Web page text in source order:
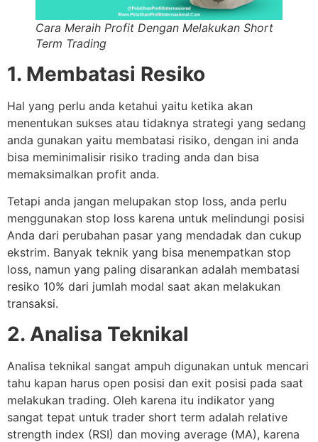
Cara Meraih Profit Dengan Melakukan Short
Term Trading
1. Membatasi Resiko
Hal yang perlu anda ketahui yaitu ketika akan
menentukan sukses atau tidaknya strategi yang sedang
anda gunakan yaitu membatasi risiko, dengan ini anda
bisa meminimalisir risiko trading anda dan bisa
memaksimalkan profit anda.
Tetapi anda jangan melupakan stop loss, anda perlu
menggunakan stop loss karena untuk melindungi posisi
Anda dari perubahan pasar yang mendadak dan cukup
ekstrim. Banyak teknik yang bisa menempatkan stop
loss, namun yang paling disarankan adalah membatasi
resiko 10% dari jumlah modal saat akan melakukan
transaksi.
2. Analisa Teknikal
Analisa teknikal sangat ampuh digunakan untuk mencari
tahu kapan harus open posisi dan exit posisi pada saat
melakukan trading. Oleh karena itu indikator yang
sangat tepat untuk trader short term adalah relative
strength index (RSI) dan moving average (MA), karena